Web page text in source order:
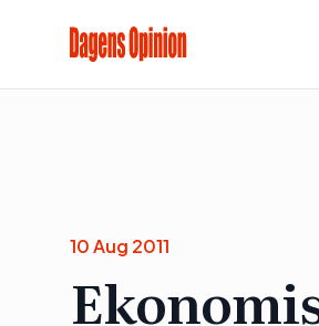
10 Aug 2011